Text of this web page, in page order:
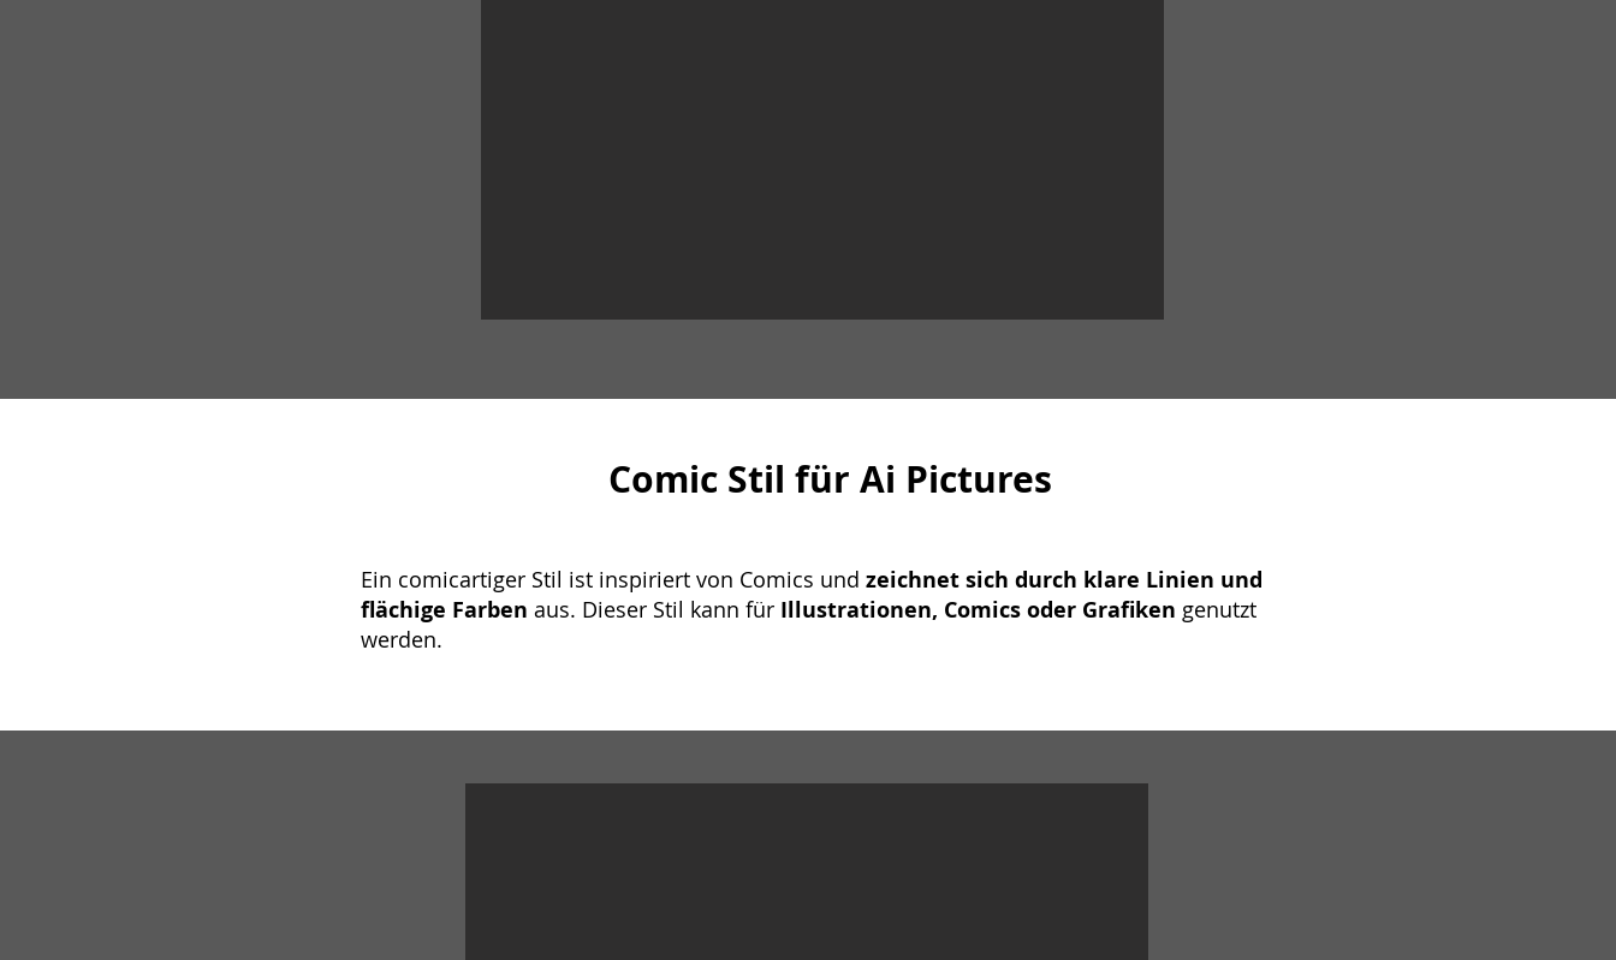
Comic Stil für Ai Pictures
Ein comicartiger Stil ist inspiriert von Comics und zeichnet sich durch klare Linien und
flächige Farben aus. Dieser Stil kann für Illustrationen, Comics oder Grafiken genutzt
werden.